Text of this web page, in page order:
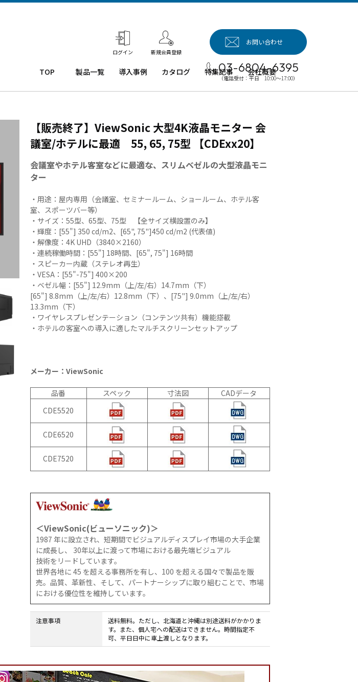
ログイン 新規会員登録
TOP 製品一覧
業務用タ
タブレッ
NF9LTA
タブレッ
Windows
タブレッ
ト TW2A-
N9LT
Windows
タブレッ
ト TW2A-
E9LT
Android
タブレッ
ト TA2C-
NF8
NF8BL
ト TA2C-
タブレッ
CS8BL
Android
DR94G
タブレッ
ト TA2C-
DR9
Android
タブレッ
ト TA2C-
M8AC
リーズ、
PDS-MC
ンタ
CRM
テム
ンコ
ル」
リペ
アサ
ービ
ス
教育
機関
iPad
修理
スク
サー
ビス
教育
機関
向け
iPad
運用
パッ
教育
機関
向け
ICT
支援
ソリ
ュー
ン
教育
機関
ネッ
トワ
導入事例
導入事例（業
サイネージほ
事例：業務用
末
プロジェクタ
事例：業務用
オーディオ・
その他AV機
器
事例：サービ
ス
カタログ 特集記事 会社概要
お問い合わせ
03-6804-6395
（電話受付：平日 10:00～17:00）
【販売終了】ViewSonic 大型4K液晶モニター 会
議室/ホテルに最適 55, 65, 75型 【CDExx20】
会議室やホテル客室などに最適な、スリムベゼルの大型液晶モニ
ター
・用途：屋内専用（会議室、セミナールーム、ショールーム、ホテル客
室、スポーツバー等）
・サイズ：55型、65型、75型 【全サイズ横設置のみ】
・輝度：[55"] 350 cd/m2、[65", 75"]450 cd/m2 (代表値)
・解像度：4K UHD（3840×2160）
・連続稼働時間：[55"] 18時間、[65", 75"] 16時間
・スピーカー内蔵（ステレオ再生）
・VESA：[55"-75"] 400×200
・ベゼル幅：[55"] 12.9mm（上/左/右）14.7mm（下）
[65"] 8.8mm（上/左/右）12.8mm（下）、[75"] 9.0mm（上/左/右）
13.3mm（下）
・ワイヤレスプレゼンテーション（コンテンツ共有）機能搭載
・ホテルの客室への導入に適したマルチスクリーンセットアップ
メーカー：ViewSonic
品番 スペック 寸法図
CADデータ
CDE5520
CDE6520
CDE7520
＜ViewSonic(ビューソニック)＞
1987 年に設立され、短期間でビジュアルディスプレイ市場の大手企業
に成長し、 30年以上に渡って市場における最先端ビジュアル
技術をリードしています。
世界各地に 45 を超える事務所を有し、100 を超える国々で製品を販
売。品質、革新性、そして、パートナーシップに取り組むことで、市場
における優位性を維持しています。
注意事項
送料無料。ただし、北海道と沖縄は別途送料がかかりま
す。また、個人宅への配送はできません。時間指定不
可、平日日中に車上渡しとなります。